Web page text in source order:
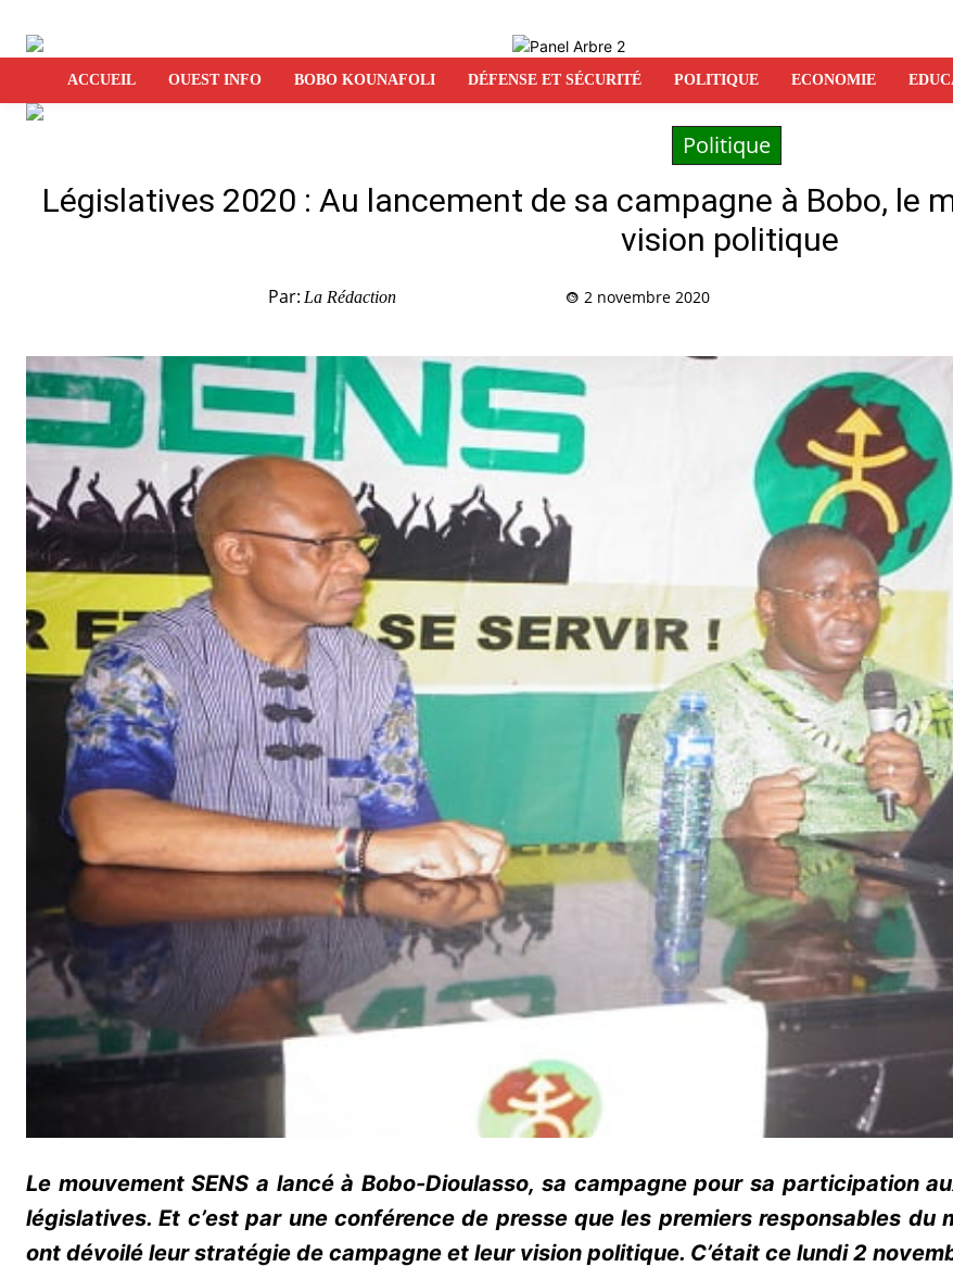
ACCUEIL OUEST INFO BOBO KOUNAFOLI DÉFENSE ET SÉCURITÉ POLITIQUE ECONOMIE
Politique
Législatives 2020 : Au lancement de sa campagne à Bobo, le
vision politique
Par: La Rédaction 2 novembre 2020
Le mouvement SENS a lancé à Bobo-Dioulasso, sa campagne pour sa participation
législatives. Et c’est par une conférence de presse que les premiers responsables du
ont dévoilé leur stratégie de campagne et leur vision politique. C’était ce lundi 2